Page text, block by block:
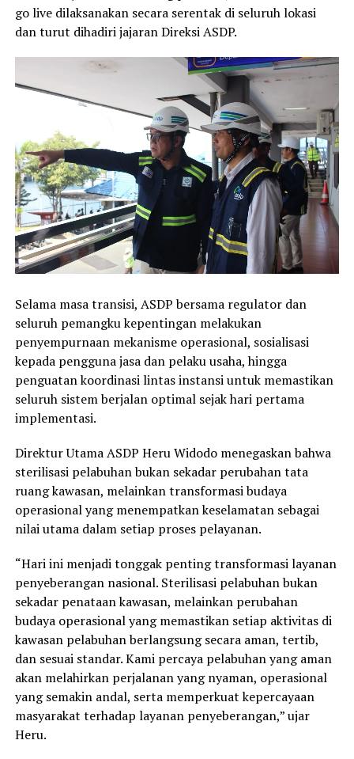
go live dilaksanakan secara serentak di seluruh lokasi
dan turut dihadiri jajaran Direksi ASDP.
Selama masa transisi, ASDP bersama regulator dan
seluruh pemangku kepentingan melakukan
penyempurnaan mekanisme operasional, sosialisasi
kepada pengguna jasa dan pelaku usaha, hingga
penguatan koordinasi lintas instansi untuk memastikan
seluruh sistem berjalan optimal sejak hari pertama
implementasi.
Direktur Utama ASDP Heru Widodo menegaskan bahwa
sterilisasi pelabuhan bukan sekadar perubahan tata
ruang kawasan, melainkan transformasi budaya
operasional yang menempatkan keselamatan sebagai
nilai utama dalam setiap proses pelayanan.
“Hari ini menjadi tonggak penting transformasi layanan
penyeberangan nasional. Sterilisasi pelabuhan bukan
sekadar penataan kawasan, melainkan perubahan
budaya operasional yang memastikan setiap aktivitas di
kawasan pelabuhan berlangsung secara aman, tertib,
dan sesuai standar. Kami percaya pelabuhan yang aman
akan melahirkan perjalanan yang nyaman, operasional
yang semakin andal, serta memperkuat kepercayaan
masyarakat terhadap layanan penyeberangan,” ujar
Heru.